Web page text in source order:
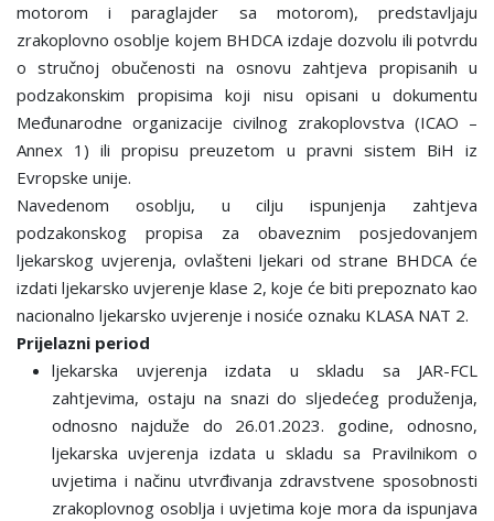
motorom i paraglajder sa motorom), predstavljaju
zrakoplovno osoblje kojem BHDCA izdaje dozvolu ili potvrdu
o stručnoj obučenosti na osnovu zahtjeva propisanih u
podzakonskim propisima koji nisu opisani u dokumentu
Međunarodne organizacije civilnog zrakoplovstva (ICAO –
Annex 1) ili propisu preuzetom u pravni sistem BiH iz
Evropske unije.
Navedenom osoblju, u cilju ispunjenja zahtjeva
podzakonskog propisa za obaveznim posjedovanjem
ljekarskog uvjerenja, ovlašteni ljekari od strane BHDCA će
izdati ljekarsko uvjerenje klase 2, koje će biti prepoznato kao
nacionalno ljekarsko uvjerenje i nosiće oznaku KLASA NAT 2.
Prijelazni period
ljekarska uvjerenja izdata u skladu sa JAR-FCL
zahtjevima, ostaju na snazi do sljedećeg produženja,
odnosno najduže do 26.01.2023. godine, odnosno,
ljekarska uvjerenja izdata u skladu sa Pravilnikom o
uvjetima i načinu utvrđivanja zdravstvene sposobnosti
zrakoplovnog osoblja i uvjetima koje mora da ispunjava